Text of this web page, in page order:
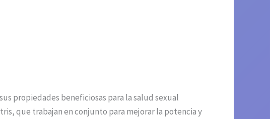
propiedades beneficiosas para la salud sexual
que trabajan en conjunto para mejorar la potencia y